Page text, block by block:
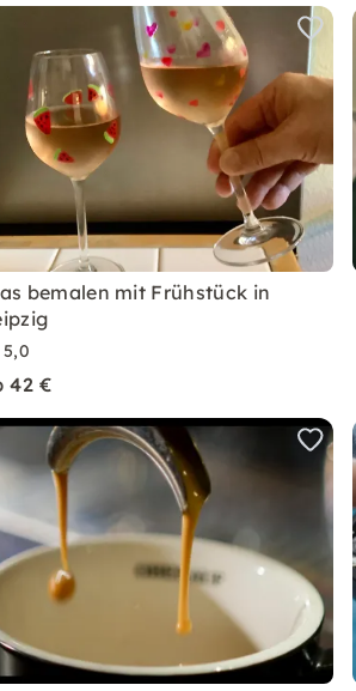
bemalen mit Frühstück in
5,0
42 €